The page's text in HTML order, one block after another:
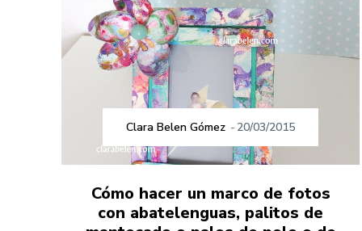
Clara Belen Gómez - 20/03/2015
Cómo hacer un marco de fotos
con abatelenguas, palitos de